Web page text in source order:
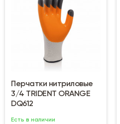
Перчатки нитриловые
3/4 TRIDENT ORANGE
DQ612
Есть в наличии